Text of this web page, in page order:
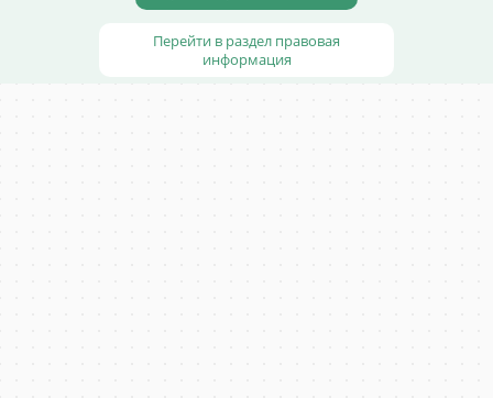
Перейти в раздел правовая
информация